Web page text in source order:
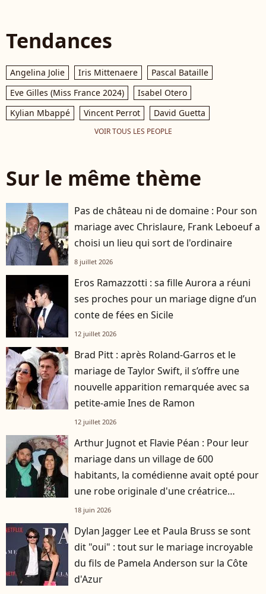
Tendances
Angelina Jolie Iris Mittenaere
Pascal Bataille
Eve Gilles (Miss France 2024)
Isabel Otero
Kylian Mbappé
Vincent Perrot David Guetta
VOIR TOUS LES PEOPLE
Sur le même thème
Pas de château ni de domaine : Pour son
mariage avec Chrislaure, Frank Leboeuf a
choisi un lieu qui sort de l'ordinaire
8 juillet 2026
Eros Ramazzotti : sa fille Aurora a réuni
ses proches pour un mariage digne d’un
conte de fées en Sicile
12 juillet 2026
Brad Pitt : après Roland-Garros et le
mariage de Taylor Swift, il s’offre une
nouvelle apparition remarquée avec sa
petite-amie Ines de Ramon
12 juillet 2026
Arthur Jugnot et Flavie Péan : Pour leur
mariage dans un village de 600
habitants, la comédienne avait opté pour
une robe originale d'une créatrice
française
18 juin 2026
Dylan Jagger Lee et Paula Bruss se sont
dit "oui" : tout sur le mariage incroyable
du fils de Pamela Anderson sur la Côte
d'Azur